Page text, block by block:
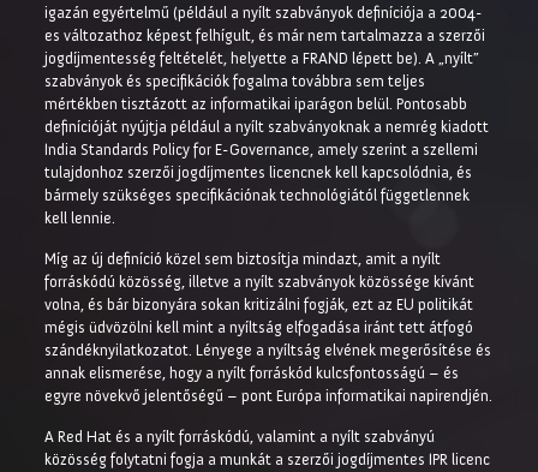
igazán egyértelmű (például a nyílt szabványok definíciója a 2004-
es változathoz képest felhígult, és már nem tartalmazza a szerzői
jogdíjmentesség feltételét, helyette a FRAND lépett be). A „nyílt”
szabványok és specifikációk fogalma továbbra sem teljes
mértékben tisztázott az informatikai iparágon belül. Pontosabb
definícióját nyújtja például a nyílt szabványoknak a nemrég kiadott
India Standards Policy for E-Governance, amely szerint a szellemi
tulajdonhoz szerzői jogdíjmentes licencnek kell kapcsolódnia, és
bármely szükséges specifikációnak technológiától függetlennek
kell lennie.
Míg az új definíció közel sem biztosítja mindazt, amit a nyílt
forráskódú közösség, illetve a nyílt szabványok közössége kívánt
volna, és bár bizonyára sokan kritizálni fogják, ezt az EU politikát
mégis üdvözölni kell mint a nyíltság elfogadása iránt tett átfogó
szándéknyilatkozatot. Lényege a nyíltság elvének megerősítése és
annak elismerése, hogy a nyílt forráskód kulcsfontosságú – és
egyre növekvő jelentőségű – pont Európa informatikai napirendjén.
A Red Hat és a nyílt forráskódú, valamint a nyílt szabványú
közösség folytatni fogja a munkát a szerzői jogdíjmentes IPR licenc